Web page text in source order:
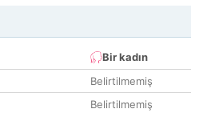
Bir kadın
Belirtilmemiş
Belirtilmemiş